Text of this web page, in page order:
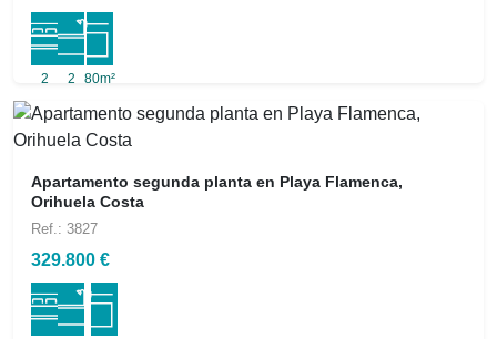
2 2 80m²
Apartamento segunda planta en Playa Flamenca,
Orihuela Costa
Ref.: 3827
329.800 €